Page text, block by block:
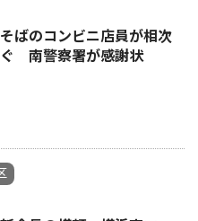
ばのコンビニ店員が相次
南警察署が感謝状